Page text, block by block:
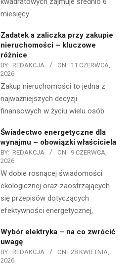
miesięcy
Zadatek a zaliczka przy zakupie
nieruchomości – kluczowe
różnice
BY: REDAKCJA ON: 11 CZERWCA,
2026
Zakup nieruchomości to jedna z
najważniejszych decyzji
finansowych w życiu wielu osób.
Świadectwo energetyczne dla
wynajmu – obowiązki właściciela
BY: REDAKCJA ON: 9 CZERWCA,
2026
W dobie rosnącej świadomości
ekologicznej oraz zaostrzających
się przepisów dotyczących
efektywności energetycznej,
Wybór elektryka – na co zwrócić
uwagę
BY: REDAKCJA ON: 28 KWIETNIA,
2026